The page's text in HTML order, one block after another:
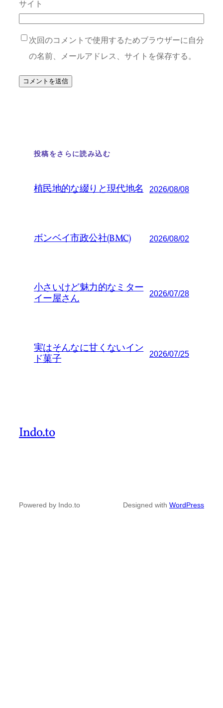
サイト
次回のコメントで使用するためブラウザーに自分
の名前、メールアドレス、サイトを保存する。
投稿をさらに読み込む
植民地的な綴りと現代地名 2026/08/08
ボンベイ市政公社(BMC) 2026/08/02
小さいけど魅力的なミター
イー屋さん
2026/07/28
実はそんなに甘くないイン
ド菓子
2026/07/25
Indo.to
Powered by Indo.to Designed with WordPress